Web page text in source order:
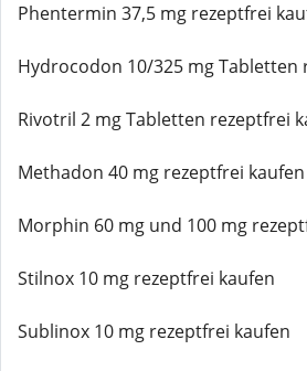
Phentermin 37,5 mg rezeptfrei
Hydrocodon 10/325 mg Tabletten
Rivotril 2 mg Tabletten rezeptfrei
Methadon 40 mg rezeptfrei kaufen
Morphin 60 mg und 100 mg
Stilnox 10 mg rezeptfrei kaufen
Sublinox 10 mg rezeptfrei kaufen